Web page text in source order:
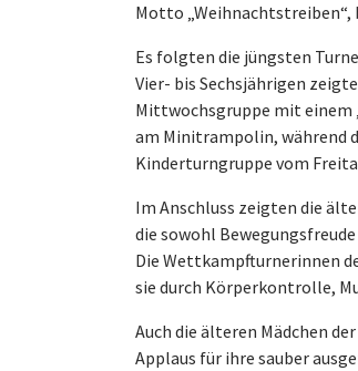
Motto „Weihnachtstreiben“,
Es folgten die jüngsten
Vier- bis Sechsjährigen
Mittwochsgruppe mit einem
am Minitrampolin, während
Kinderturngruppe vom
Im Anschluss zeigten die
die sowohl
Die Wettkampfturnerinnen
sie durch Körperkontrolle,
Auch die älteren Mädchen
Applaus für ihre sauber